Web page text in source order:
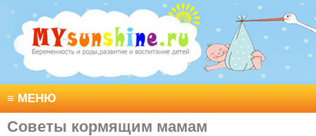
≡МЕНЮ
Советы кормящим мамам